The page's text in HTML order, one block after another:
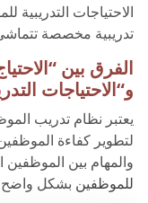
الاحتياجات التدريبية
تدريبية مخصصة
الفرق بين
و“الاحتياجات
لتطوير كفاءة
والمهام بين الموظفين
للموظفين بشكل واضح